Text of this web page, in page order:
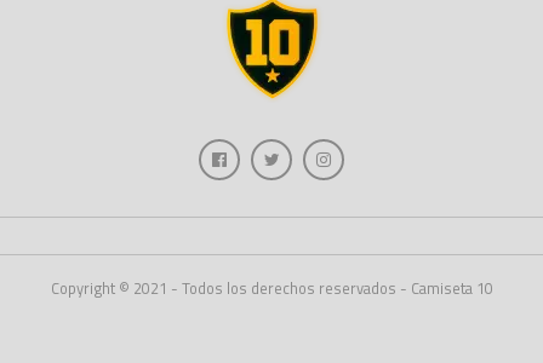
Copyright © 2021 - Todos los derechos reservados - Camiseta 10